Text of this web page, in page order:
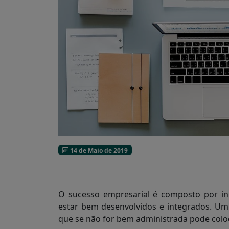
14 de Maio de 2019
O sucesso empresarial é composto por
estar bem desenvolvidos e integrados.
que se não for bem administrada pode